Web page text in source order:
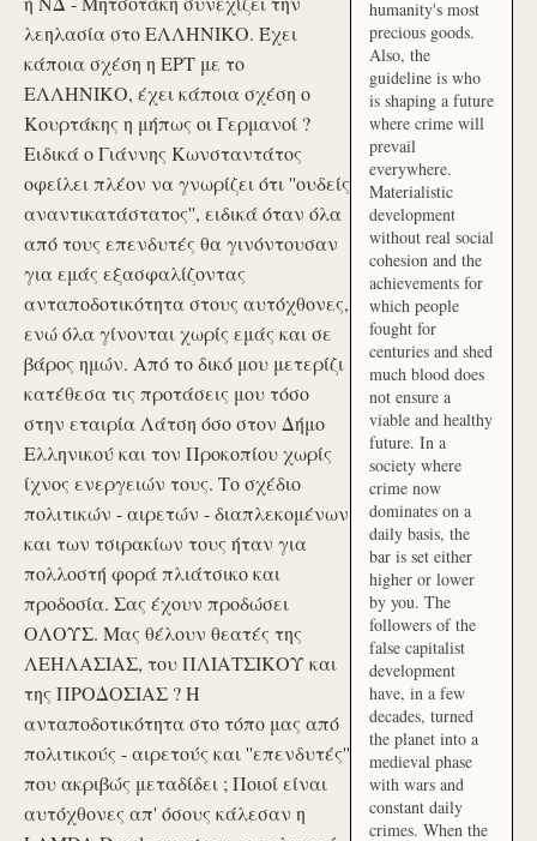
λεηλασία στο ΕΛΛΗΝΙΚΟ. Έχει
κάποια σχέση η ΕΡΤ με το
ΕΛΛΗΝΙΚΟ, έχει κάποια σχέση ο
Κουρτάκης η μήπως οι Γερμανοί ?
Ειδικά ο Γιάννης Κωνσταντάτος
οφείλει πλέον να γνωρίζει ότι ''ουδείς
αναντικατάστατος'', ειδικά όταν όλα
από τους επενδυτές θα γινόντουσαν
για εμάς εξασφαλίζοντας
ανταποδοτικότητα στους αυτόχθονες,
ενώ όλα γίνονται χωρίς εμάς και σε
βάρος ημών. Από το δικό μου μετερίζι
κατέθεσα τις προτάσεις μου τόσο
στην εταιρία Λάτση όσο στον Δήμο
Ελληνικού και τον Προκοπίου χωρίς
ίχνος ενεργειών τους. Το σχέδιο
πολιτικών - αιρετών - διαπλεκομένων
και των τσιρακίων τους ήταν για
πολλοστή φορά πλιάτσικο και
προδοσία. Σας έχουν προδώσει
ΟΛΟΥΣ. Μας θέλουν θεατές της
ΛΕΗΛΑΣΙΑΣ, του ΠΛΙΑΤΣΙΚΟΥ και
της ΠΡΟΔΟΣΙΑΣ ? Η
ανταποδοτικότητα στο τόπο μας από
πολιτικούς - αιρετούς και ''επενδυτές''
που ακριβώς μεταδίδει ; Ποιοί είναι
αυτόχθονες απ' όσους κάλεσαν η
humanity's most
precious goods.
Also, the
guideline is who
is shaping a future
where crime will
prevail
everywhere.
Materialistic
development
without real social
cohesion and the
achievements for
which people
fought for
centuries and shed
much blood does
not ensure a
viable and healthy
future. In a
society where
crime now
dominates on a
daily basis, the
bar is set either
higher or lower
by you. The
followers of the
false capitalist
development
have, in a few
decades, turned
the planet into a
medieval phase
with wars and
constant daily
crimes. When the